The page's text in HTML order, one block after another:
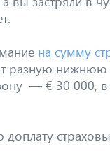
на сумму
разную
— € 30 000,